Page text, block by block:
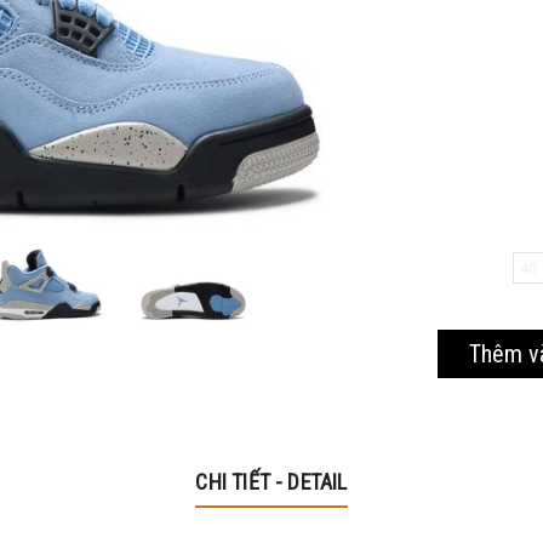
Thêm
CHI TIẾT - DETAIL
Mã giảm 40% cho các sản phẩm thuộc mặt hàng tiêu
dùng
Hạn sử dung: 20/10/2020